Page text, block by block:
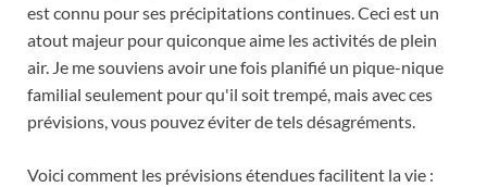
est connu pour ses précipitations continues. Ceci est un
atout majeur pour quiconque aime les activités de plein
air. Je me souviens avoir une fois planifié un pique-nique
familial seulement pour qu'il soit trempé, mais avec ces
prévisions, vous pouvez éviter de tels désagréments.
Voici comment les prévisions étendues facilitent la vie :